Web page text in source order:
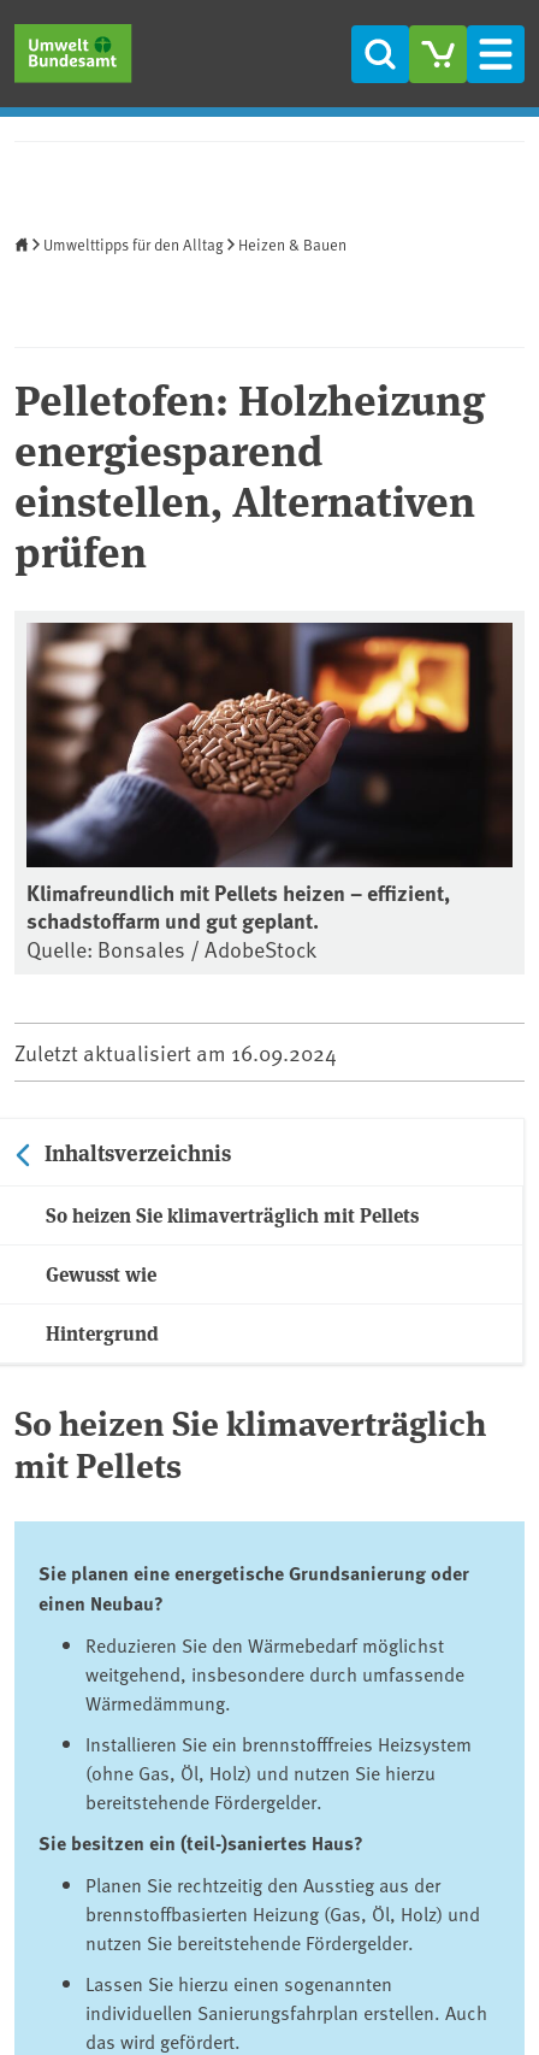
Suche
Umwelttipps für den Alltag Heizen & Bauen
Pelletofen: Holzheizung
energiesparend
einstellen, Alternativen
prüfen
Klimafreundlich mit Pellets heizen – effizient,
schadstoffarm und gut geplant.
Quelle: Bonsales / AdobeStock
Zuletzt aktualisiert am 16.09.2024
Inhaltsverzeichnis
So heizen Sie klimaverträglich mit Pellets
Gewusst wie
Hintergrund
So heizen Sie klimaverträglich
mit Pellets
Sie planen eine energetische Grundsanierung oder
einen Neubau?
Reduzieren Sie den Wärmebedarf möglichst
weitgehend, insbesondere durch umfassende
Wärmedämmung.
Installieren Sie ein brennstofffreies Heizsystem
(ohne Gas, Öl, Holz) und nutzen Sie hierzu
bereitstehende Fördergelder.
Sie besitzen ein (teil-)saniertes Haus?
Planen Sie rechtzeitig den Ausstieg aus der
brennstoffbasierten Heizung (Gas, Öl, Holz) und
nutzen Sie bereitstehende Fördergelder.
Lassen Sie hierzu einen sogenannten
individuellen Sanierungsfahrplan erstellen. Auch
das wird gefördert.